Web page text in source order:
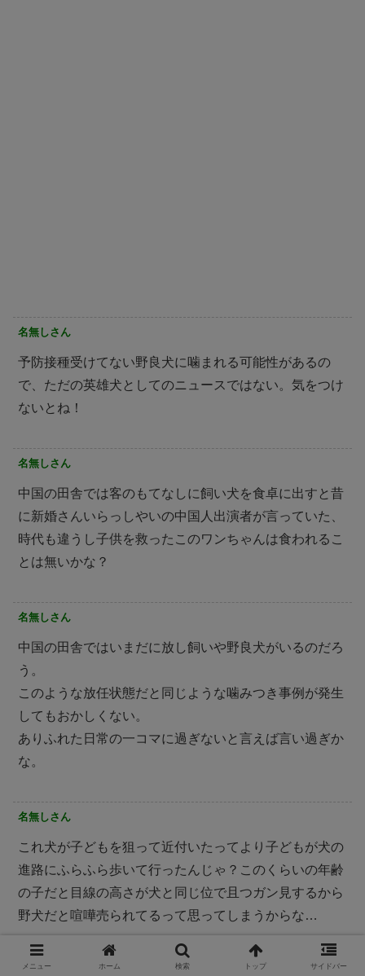
名無しさん
予防接種受けてない野良犬に噛まれる可能性があるの
で、ただの英雄犬としてのニュースではない。気をつけ
ないとね！
名無しさん
中国の田舎では客のもてなしに飼い犬を食卓に出すと昔
に新婚さんいらっしやいの中国人出演者が言っていた、
時代も違うし子供を救ったこのワンちゃんは食われるこ
とは無いかな？
名無しさん
中国の田舎ではいまだに放し飼いや野良犬がいるのだろ
う。
このような放任状態だと同じような噛みつき事例が発生
してもおかしくない。
ありふれた日常の一コマに過ぎないと言えば言い過ぎか
な。
名無しさん
これ犬が子どもを狙って近付いたってより子どもが犬の
進路にふらふら歩いて行ったんじゃ？このくらいの年齢
の子だと目線の高さが犬と同じ位で且つガン見するから
野犬だと喧嘩売られてるって思ってしまうからな…
名無しさん
メニュー ホーム 検索 トップ サイドバー